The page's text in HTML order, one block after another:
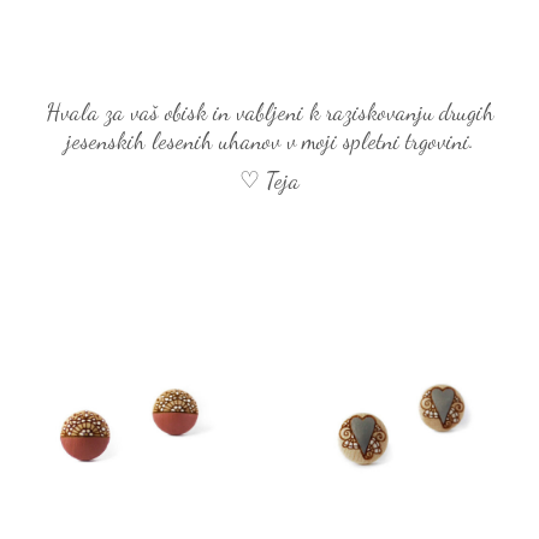
Hvala za vaš obisk in vabljeni k raziskovanju drugih
jesenskih lesenih uhanov v moji spletni trgovini.
♡ Teja